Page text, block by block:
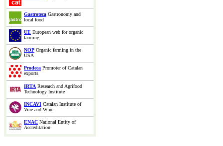
Gastroteca Gastronomy and
local food
UE European web for organic
farming
NOP Organic farming in the
USA
Prodeca Promoter of Catalan
exports
IRTA Research and Agrifood
Technology Institute
INCAVI Catalan Institute of
Vine and Wine
ENAC National Entity of
Accreditation